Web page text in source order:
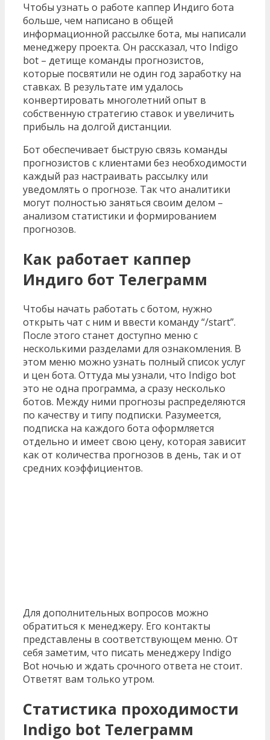
Чтобы узнать о работе каппер Индиго бота
больше, чем написано в общей
информационной рассылке бота, мы написали
менеджеру проекта. Он рассказал, что Indigo
bot – детище команды прогнозистов,
которые посвятили не один год заработку на
ставках. В результате им удалось
конвертировать многолетний опыт в
собственную стратегию ставок и увеличить
прибыль на долгой дистанции.
Бот обеспечивает быструю связь команды
прогнозистов с клиентами без необходимости
каждый раз настраивать рассылку или
уведомлять о прогнозе. Так что аналитики
могут полностью заняться своим делом –
анализом статистики и формированием
прогнозов.
Как работает каппер
Индиго бот Телеграмм
Чтобы начать работать с ботом, нужно
открыть чат с ним и ввести команду “/start”.
После этого станет доступно меню с
несколькими разделами для ознакомления. В
этом меню можно узнать полный список услуг
и цен бота. Оттуда мы узнали, что Indigo bot
это не одна программа, а сразу несколько
ботов. Между ними прогнозы распределяются
по качеству и типу подписки. Разумеется,
подписка на каждого бота оформляется
отдельно и имеет свою цену, которая зависит
как от количества прогнозов в день, так и от
средних коэффициентов.
Для дополнительных вопросов можно
обратиться к менеджеру. Его контакты
представлены в соответствующем меню. От
себя заметим, что писать менеджеру Indigo
Bot ночью и ждать срочного ответа не стоит.
Ответят вам только утром.
Статистика проходимости
Indigo bot Телеграмм